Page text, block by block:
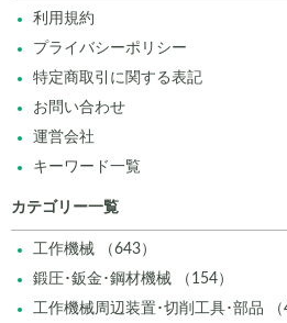
利用規約
プライバシーポリシー
特定商取引に関する表記
お問い合わせ
運営会社
キーワード一覧
カテゴリー一覧
工作機械 （643）
鍛圧･鈑金･鋼材機械 （154）
工作機械周辺装置･切削工具･部品 （